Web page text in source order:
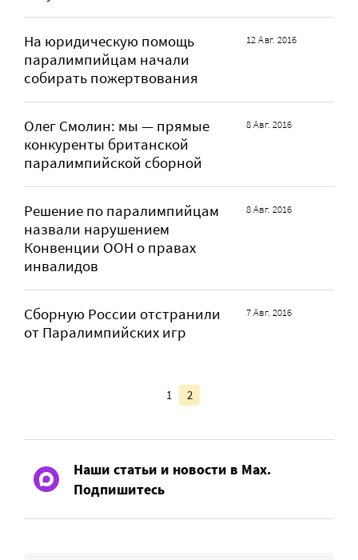
На юридическую помощь
паралимпийцам начали
собирать пожертвования
12 Авг. 2016
Олег Смолин: мы — прямые
конкуренты британской
паралимпийской сборной
8 Авг. 2016
Решение по паралимпийцам
назвали нарушением
Конвенции ООН о правах
инвалидов
8 Авг. 2016
Сборную России отстранили
от Паралимпийских игр
7 Авг. 2016
1 2
Наши статьи и новости в Max.
Подпишитесь